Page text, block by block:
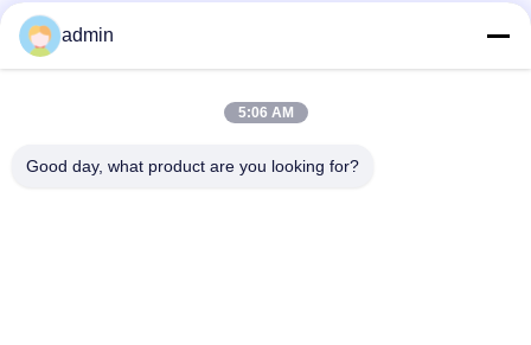
admin
5:06 AM
Good day, what product are you looking for?